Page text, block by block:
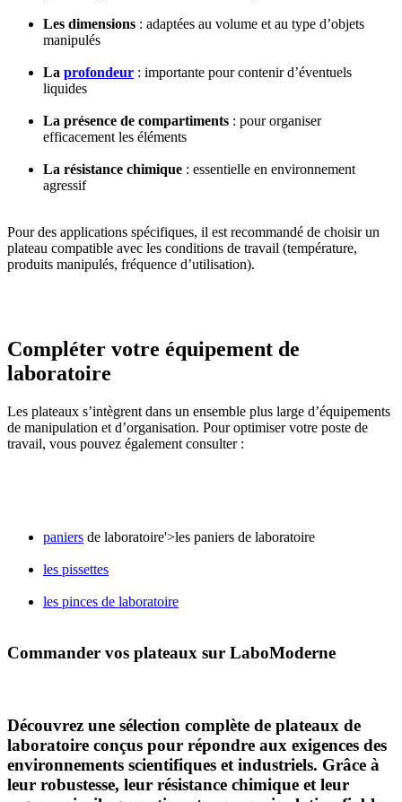
Les dimensions : adaptées au volume et au type d’objets
manipulés
La profondeur : importante pour contenir d’éventuels
liquides
La présence de compartiments : pour organiser
efficacement les éléments
La résistance chimique : essentielle en environnement
agressif
Pour des applications spécifiques, il est recommandé de choisir un
plateau compatible avec les conditions de travail (température,
produits manipulés, fréquence d’utilisation).
Compléter votre équipement de
laboratoire
Les plateaux s’intègrent dans un ensemble plus large d’équipements
de manipulation et d’organisation. Pour optimiser votre poste de
travail, vous pouvez également consulter :
paniers de laboratoire'>les paniers de laboratoire
les pissettes
les pinces de laboratoire
Commander vos plateaux sur LaboModerne
Découvrez une sélection complète de plateaux de
laboratoire conçus pour répondre aux exigences des
environnements scientifiques et industriels. Grâce à
leur robustesse, leur résistance chimique et leur